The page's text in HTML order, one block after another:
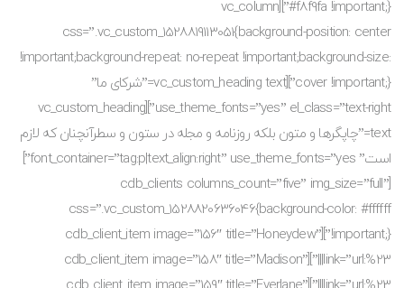
#f8f9fa !important;}”][vc_column
css=”.vc_custom_1528819113051{background-position: center
!important;background-repeat: no-repeat !important;background-size:
cover !important;}”][vc_custom_heading text=”شرکای ما”
use_theme_fonts=”yes” el_class=”text-right”][vc_custom_heading
text=”چاپگرها و متون بلکه روزنامه و مجله در ستون و سطرآنچنان که لازم
است” font_container=”tag:p|text_align:right” use_theme_fonts=”yes”]
[cdb_clients columns_count=”five” img_size=”full”
css=”.vc_custom_1528820636046{background-color: #ffffff
!important;}”][cdb_client_item image=”156″ title=”Honeydew”
link=”url:%23|||”][cdb_client_item image=”158″ title=”Madison”